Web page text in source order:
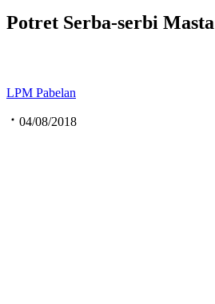
Potret Serba-serbi Masta
LPM Pabelan
04/08/2018